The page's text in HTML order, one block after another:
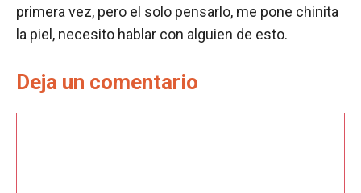
primera vez, pero el solo pensarlo, me pone chinita
la piel, necesito hablar con alguien de esto.
Deja un comentario